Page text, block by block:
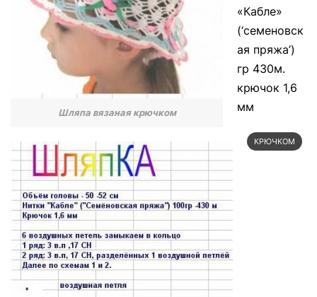
Шляпа вязаная крючком
«Кабле»
(‘семеновск
ая пряжа’)
гр 430м.
крючок 1,6
мм
КРЮЧКОМ